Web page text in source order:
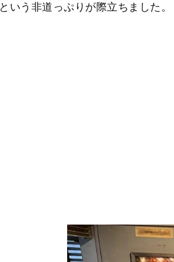
という非道っぷりが際立ちました